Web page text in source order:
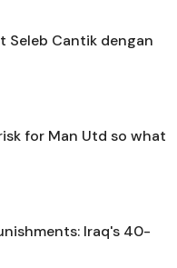
Seleb Cantik dengan
for Man Utd so what
Iraq's 40-